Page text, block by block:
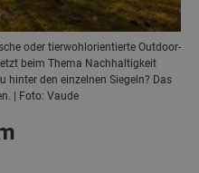
oder tierwohlorientierte Outdoor-
beim Thema Nachhaltigkeit
hinter den einzelnen Siegeln? Das
| Foto: Vaude